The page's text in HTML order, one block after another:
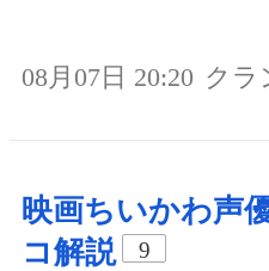
08月07日 20:20 クラ
映画ちいかわ声
コ解説
9